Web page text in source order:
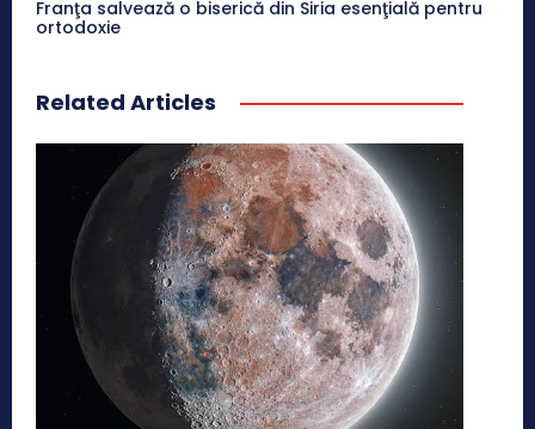
Franţa salvează o biserică din Siria esenţială pentru
ortodoxie
Related Articles